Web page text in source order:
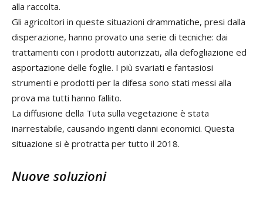
alla raccolta.
Gli agricoltori in queste situazioni drammatiche, presi dalla
disperazione, hanno provato una serie di tecniche: dai
trattamenti con i prodotti autorizzati, alla defogliazione ed
asportazione delle foglie. I più svariati e fantasiosi
strumenti e prodotti per la difesa sono stati messi alla
prova ma tutti hanno fallito.
La diffusione della Tuta sulla vegetazione è stata
inarrestabile, causando ingenti danni economici. Questa
situazione si è protratta per tutto il 2018.
Nuove soluzioni